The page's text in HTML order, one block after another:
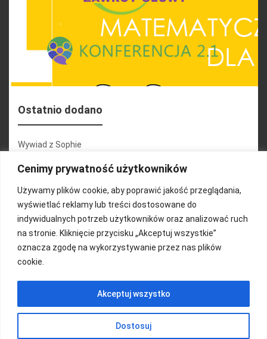
Cenimy prywatność użytkowników
Używamy plików cookie, aby poprawić jakość przeglądania,
wyświetlać reklamy lub treści dostosowane do
indywidualnych potrzeb użytkowników oraz analizować ruch
na stronie. Kliknięcie przycisku „Akceptuj wszystkie”
oznacza zgodę na wykorzystywanie przez nas plików
cookie.
Dostosuj
Akceptuj wszystko
Ostatnio dodano
Wywiad z Sophie
Konferencja 2.1
Martyna Wojciechowska
Relacja zdjęciowa 25.09.2024r (cz.2)
Wywiady z uczestnikami
FUNDACJA KOLOROWO